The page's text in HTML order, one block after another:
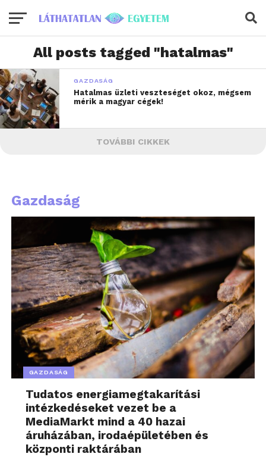
All posts tagged "hatalmas"
GAZDASÁG
Hatalmas üzleti veszteséget okoz, mégsem
mérik a magyar cégek!
TOVÁBBI CIKKEK
Gazdaság
GAZDASÁG
Tudatos energiamegtakarítási
intézkedéseket vezet be a
MediaMarkt mind a 40 hazai
áruházában, irodaépületében és
központi raktárában